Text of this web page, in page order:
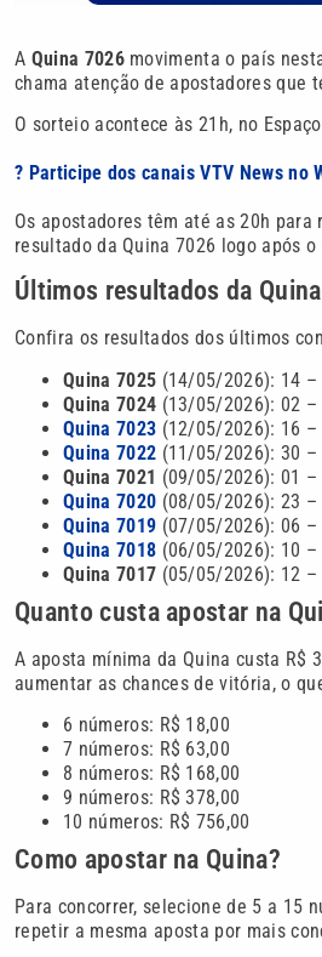
A Quina 7026movimenta o país
chama atenção de apostadores que
O sorteio acontece às 21h, no
? Participe dos canais VTV News no
Os apostadores têm até as 20h
resultado da Quina 7026 logo após
Últimos resultados da Quina
Confira os resultados dos últimos
Quina 7025 (14/05/2026): 14
Quina 7024 (13/05/2026): 02
Quina 7023 (12/05/2026): 16
Quina 7022 (11/05/2026): 30
Quina 7021 (09/05/2026): 01
Quina 7020 (08/05/2026): 23
Quina 7019 (07/05/2026): 06
Quina 7018 (06/05/2026): 10
Quina 7017 (05/05/2026): 12
Quanto custa apostar na
A aposta mínima da Quina custa R$
aumentar as chances de vitória, o
6 números: R$ 18,00
7 números: R$ 63,00
8 números: R$ 168,00
9 números: R$ 378,00
10 números: R$ 756,00
Como apostar na Quina?
Para concorrer, selecione de 5 a 15
repetir a mesma aposta por mais